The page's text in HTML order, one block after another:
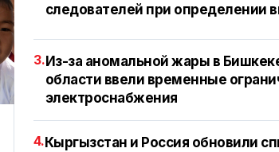
следователей при определении
3. Из-за аномальной жары в
области ввели временные
электроснабжения
4. Кыргызстан и Россия обновили